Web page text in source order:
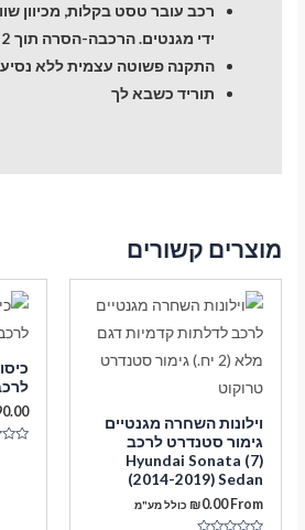
רכב עובר טסט בקלות, מכיוון
ידי מגנטים. הרכבה-הסרה תוך 2 שניות
התקנה פשוטה עצמית ללא
תוריד כשבא לך
מוצרים קשורים
וילונות השחרה מגנטיים
גימור סטנדרט לרכב
Hyundai Sonata (7)
(2014-2019) Sedan
From
₪0.00 כולל מע"מ